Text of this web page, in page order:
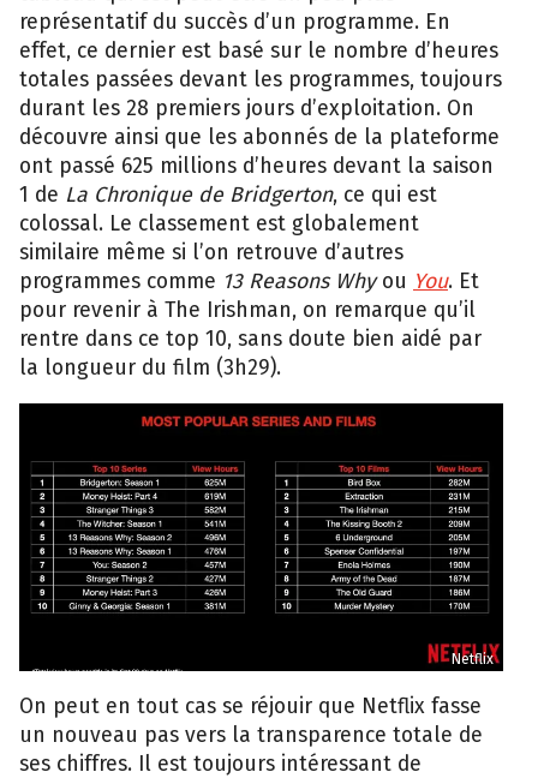
représentatif du succès d’un programme. En
effet, ce dernier est basé sur le nombre d’heures
totales passées devant les programmes, toujours
durant les 28 premiers jours d’exploitation. On
découvre ainsi que les abonnés de la plateforme
ont passé 625 millions d’heures devant la saison
1 de La Chronique de Bridgerton, ce qui est
colossal. Le classement est globalement
similaire même si l’on retrouve d’autres
programmes comme 13 Reasons Whyou You. Et
pour revenir à The Irishman, on remarque qu’il
rentre dans ce top 10, sans doute bien aidé par
la longueur du film (3h29).
Netflix
On peut en tout cas se réjouir que Netflix fasse
un nouveau pas vers la transparence totale de
ses chiffres. Il est toujours intéressant de